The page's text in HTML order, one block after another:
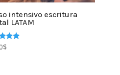
intensivo escritura
LATAM
$